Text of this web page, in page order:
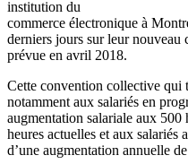
institution du
commerce électronique à
derniers jours sur leurnouveau
prévue en avril 2018.
Cette convention collective qui
notamment aux salariés en
augmentation salariale aux 500
heures actuelles et aux salariés
d’une augmentation annuelle